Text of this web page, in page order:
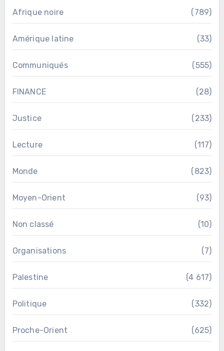
Afrique noire (789)
Amérique latine (33)
Communiqués (555)
FINANCE (28)
Justice (233)
Lecture (117)
Monde (823)
Moyen-Orient (93)
Non classé (10)
Organisations (7)
Palestine (4 617)
Politique (332)
Proche-Orient (625)